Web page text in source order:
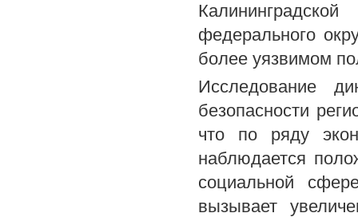
федерального
более уязвимом
Исследование
безопасности
что по ряду
наблюдается
социальной
вызывает